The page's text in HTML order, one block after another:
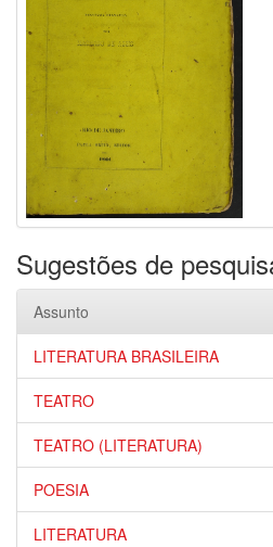
Sugestões de
Assunto
LITERATURA BRASILEIRA
TEATRO
TEATRO (LITERATURA)
POESIA
LITERATURA